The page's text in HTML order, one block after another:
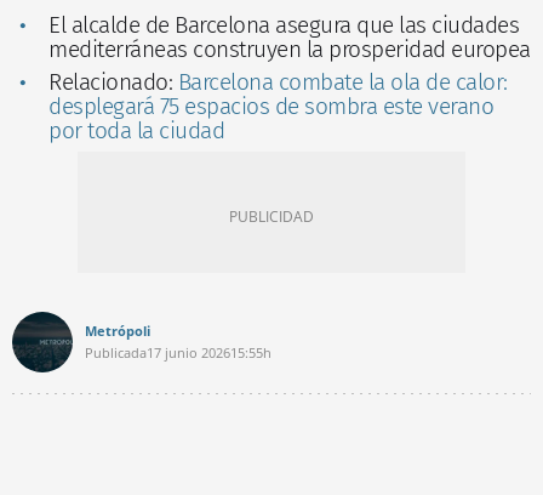
El alcalde de Barcelona asegura que las ciudades
mediterráneas construyen la prosperidad europea
Relacionado: Barcelona combate la ola de calor:
desplegará 75 espacios de sombra este verano
por toda la ciudad
Metrópoli
Publicada17 junio 202615:55h